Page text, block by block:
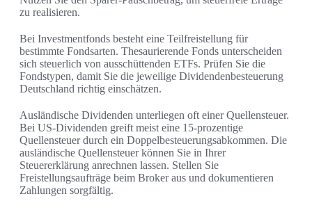
zu realisieren.
Bei Investmentfonds besteht eine Teilfreistellung für
bestimmte Fondsarten. Thesaurierende Fonds unterscheiden
sich steuerlich von ausschüttenden ETFs. Prüfen Sie die
Fondstypen, damit Sie die jeweilige Dividendenbesteuerung
Deutschland richtig einschätzen.
Ausländische Dividenden unterliegen oft einer Quellensteuer.
Bei US-Dividenden greift meist eine 15-prozentige
Quellensteuer durch ein Doppelbesteuerungsabkommen. Die
ausländische Quellensteuer können Sie in Ihrer
Steuererklärung anrechnen lassen. Stellen Sie
Freistellungsaufträge beim Broker aus und dokumentieren
Zahlungen sorgfältig.